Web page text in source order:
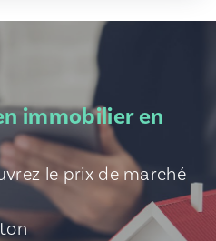
immobilier en
le prix de marché